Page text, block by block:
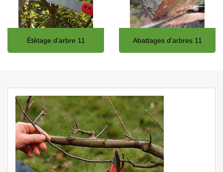
Étêtage d'arbre 11 Abattages d'arbres 11